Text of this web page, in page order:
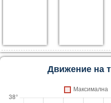
Движение на